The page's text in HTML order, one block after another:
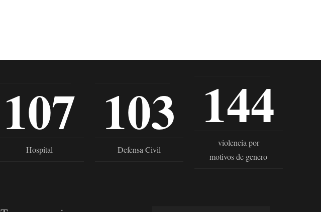
107
Hospital
103
Defensa Civil
144
violencia por
motivos de genero